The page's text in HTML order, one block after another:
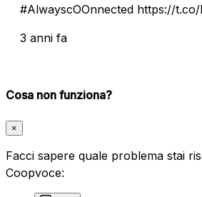
#AlwayscOOnnected https://t.co/
3 anni fa
Cosa non funziona?
×
Facci sapere quale problema stai
Coopvoce: